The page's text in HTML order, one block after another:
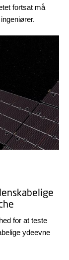
fortsat må
for at teste
ydeevne